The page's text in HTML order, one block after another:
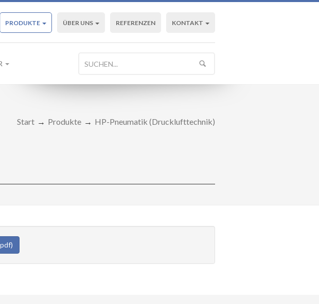
PRODUKTE ÜBER UNS REFERENZEN KONTAKT
Start Produkte HP-Pneumatik (Drucklufttechnik)